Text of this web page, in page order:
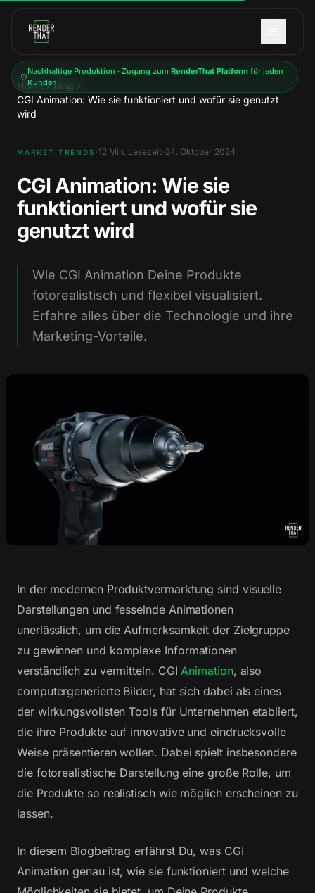
Nachhaltige Produktion · Zugang zum RenderThat Platform für jeden
Kunden
Home
Blog
CGI Animation: Wie sie funktioniert und wofür sie genutzt
wird
MARKET TRENDS · 12 Min. Lesezeit· 24. Oktober 2024
CGI Animation: Wie sie
funktioniert und wofür sie
genutzt wird
Wie CGI Animation Deine Produkte
fotorealistisch und flexibel visualisiert.
Erfahre alles über die Technologie und ihre
Marketing-Vorteile.
In der modernen Produktvermarktung sind visuelle
Darstellungen und fesselnde Animationen
unerlässlich, um die Aufmerksamkeit der Zielgruppe
zu gewinnen und komplexe Informationen
verständlich zu vermitteln. CGIAnimation, also
computergenerierte Bilder, hat sich dabei als eines
der wirkungsvollsten Tools für Unternehmen etabliert,
die ihre Produkte auf innovative und eindrucksvolle
Weise präsentieren wollen. Dabei spielt insbesondere
die fotorealistische Darstellung eine große Rolle, um
die Produkte so realistisch wie möglich erscheinen zu
lassen.
In diesem Blogbeitrag erfährst Du, was CGI
Animation genau ist, wie sie funktioniert und welche